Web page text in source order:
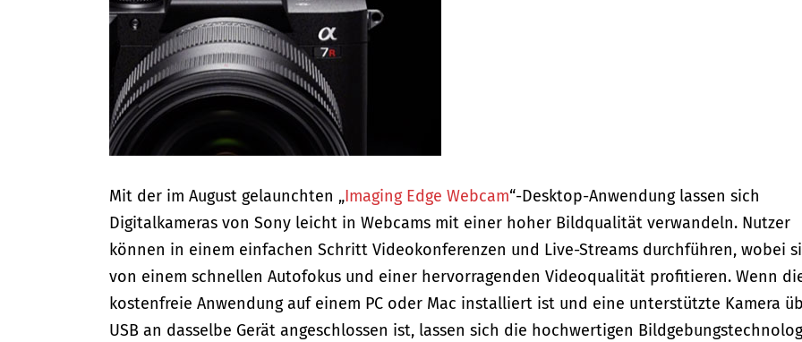
Mit der im August gelaunchten „Imaging Edge Webcam“-Desktop-Anwendung lassen sich
Digitalkameras von Sony leicht in Webcams mit einer hoher Bildqualität verwandeln. Nutzer
können in einem einfachen Schritt Videokonferenzen und Live-Streams durchführen, wobei
von einem schnellen Autofokus und einer hervorragenden Videoqualität profitieren. Wenn
kostenfreie Anwendung auf einem PC oder Mac installiert ist und eine unterstützte Kamera
USB an dasselbe Gerät angeschlossen ist, lassen sich die hochwertigen